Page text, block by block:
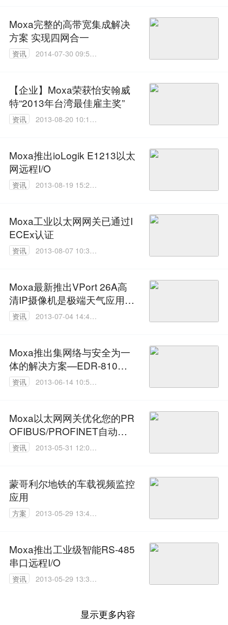
Moxa完整的高带宽集成解决
方案 实现四网合一
资讯
2014-07-30 09:55:
【企业】Moxa荣获怡安翰威
特“2013年台湾最佳雇主奖”
资讯
2013-08-20 10:13:
Moxa推出ioLogik E1213以太
网远程I/O
资讯
2013-08-19 15:20:
Moxa工业以太网网关已通过I
ECEx认证
资讯
2013-08-07 10:31:
Moxa最新推出VPort 26A高
清IP摄像机是极端天气应用的
理想之选
资讯
2013-07-04 14:45:
Moxa推出集网络与安全为一
体的解决方案—EDR-810路
由器/交换机
资讯
2013-06-14 10:58:
Moxa以太网网关优化您的PR
OFIBUS/PROFINET自动化
网络
资讯
2013-05-31 12:04:
蒙哥利尔地铁的车载视频监控
应用
方案
2013-05-29 13:48:
Moxa推出工业级智能RS-485
串口远程I/O
资讯
2013-05-29 13:35:
显示更多内容